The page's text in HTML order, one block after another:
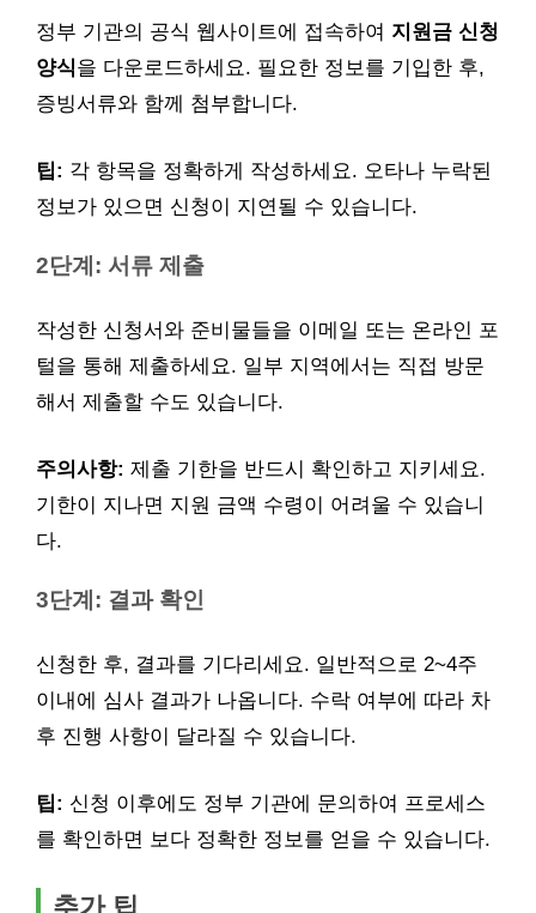
정부 기관의 공식 웹사이트에 접속하여 지원금 신청
양식을 다운로드하세요. 필요한 정보를 기입한 후,
증빙서류와 함께 첨부합니다.
팁: 각 항목을 정확하게 작성하세요. 오타나 누락된
정보가 있으면 신청이 지연될 수 있습니다.
2단계: 서류 제출
작성한 신청서와 준비물들을 이메일 또는 온라인 포
털을 통해 제출하세요. 일부 지역에서는 직접 방문
해서 제출할 수도 있습니다.
주의사항: 제출 기한을 반드시 확인하고 지키세요.
기한이 지나면 지원 금액 수령이 어려울 수 있습니
다.
3단계: 결과 확인
신청한 후, 결과를 기다리세요. 일반적으로 2~4주
이내에 심사 결과가 나옵니다. 수락 여부에 따라 차
후 진행 사항이 달라질 수 있습니다.
팁: 신청 이후에도 정부 기관에 문의하여 프로세스
를 확인하면 보다 정확한 정보를 얻을 수 있습니다.
추가 팁